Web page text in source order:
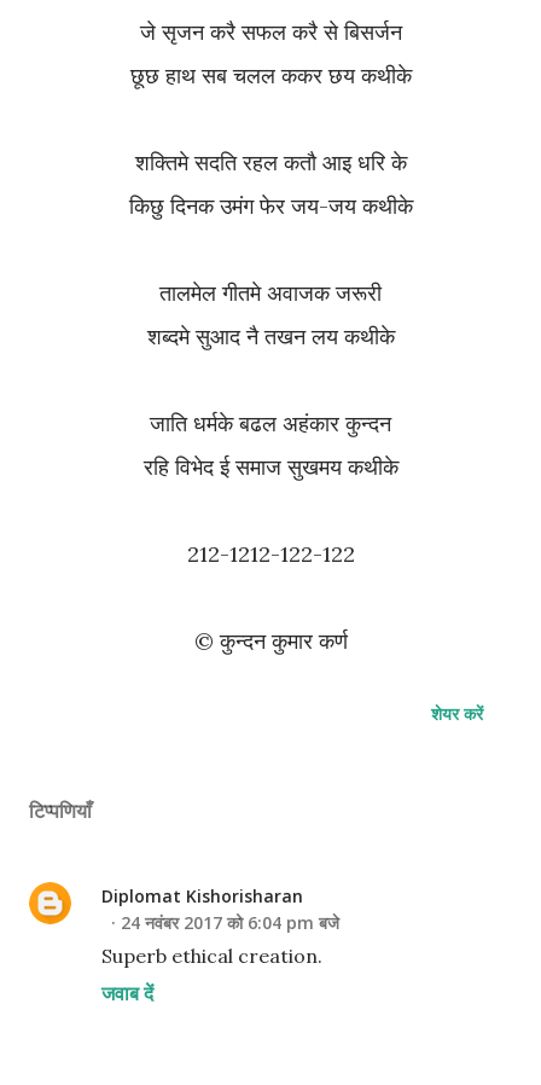
जे सृजन करै सफल करै से बिसर्जन
छूछ हाथ सब चलल ककर छय कथीके
शक्तिमे सदति रहल कतौ आइ धरि के
किछु दिनक उमंग फेर जय-जय कथीके
तालमेल गीतमे अवाजक जरूरी
शब्दमे सुआद नै तखन लय कथीके
जाति धर्मके बढल अहंकार कुन्दन
रहि विभेद ई समाज सुखमय कथीके
212-1212-122-122
© कुन्दन कुमार कर्ण
शेयर करें
टिप्पणियाँ
Diplomat Kishorisharan
24 नवंबर 2017 को 6:04 pm बजे
Superb ethical creation.
जवाब दें